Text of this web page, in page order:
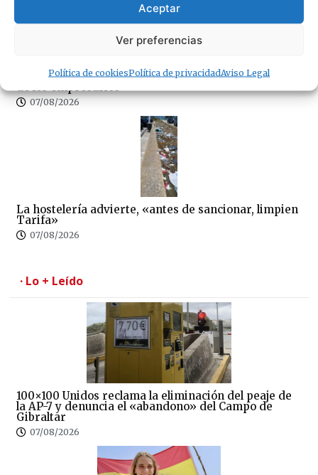
Aceptar
Ver preferencias
Política de cookiesPolítica de privacidadAviso Legal
La fumigación en el peor momento del verano obliga
al Ayuntamiento a intentar rectificar, tras las quejas
de los empresarios
07/08/2026
La hostelería advierte, «antes de sancionar, limpien
Tarifa»
07/08/2026
· Lo + Leído
100×100 Unidos reclama la eliminación del peaje de
la AP-7 y denuncia el «abandono» del Campo de
Gibraltar
07/08/2026